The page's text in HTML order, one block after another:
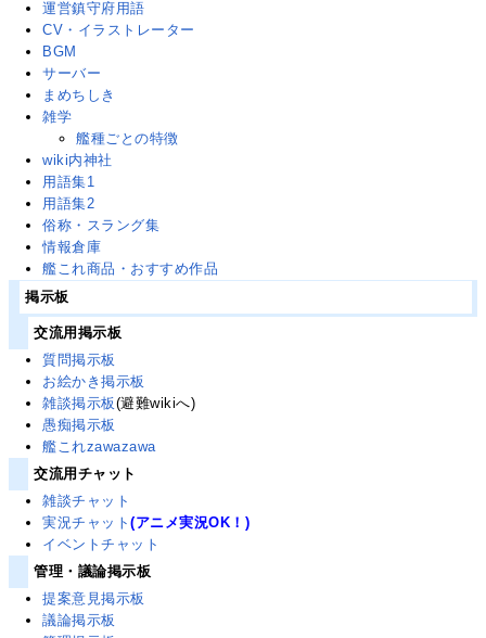
運営鎮守府用語
CV・イラストレーター
BGM
サーバー
まめちしき
雑学
艦種ごとの特徴
wiki内神社
用語集1
用語集2
俗称・スラング集
情報倉庫
艦これ商品・おすすめ作品
掲示板
交流用掲示板
質問掲示板
お絵かき掲示板
雑談掲示板(避難wikiへ)
愚痴掲示板
艦これzawazawa
交流用チャット
雑談チャット
実況チャット(アニメ実況OK！)
イベントチャット
管理・議論掲示板
提案意見掲示板
議論掲示板